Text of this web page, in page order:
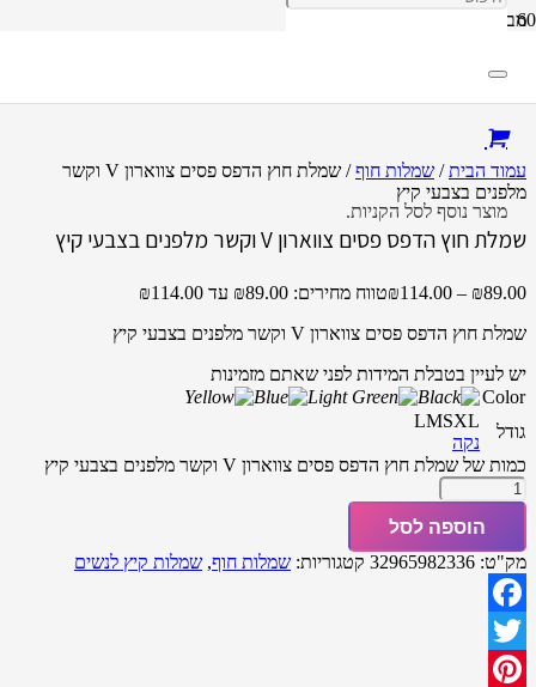
מוצר נוסף לסל הקניות.
מבצע!
עמוד הבית/ שמלות חוף
/ שמלת חוץ הדפס פסים צווארון V וקשר
מלפנים בצבעי קיץ
שמלת חוץ הדפס פסים צווארון V וקשר מלפנים בצבעי קיץ
₪89.00
–
₪114.00
טווח מחירים: ⁦₪89.00⁩ עד ⁦₪114.00⁩
שמלת חוץ הדפס פסים צווארון V וקשר מלפנים בצבעי קיץ
יש לעיין בטבלת המידות לפני שאתם מזמינות
Color
גודל
LMSXL
נקה
כמות של שמלת חוץ הדפס פסים צווארון V וקשר מלפנים בצבעי קיץ
הוספה לסל
מק"ט: 32965982336 קטגוריות: שמלות חוף, שמלות קיץ לנשים
Facebook
Twitter